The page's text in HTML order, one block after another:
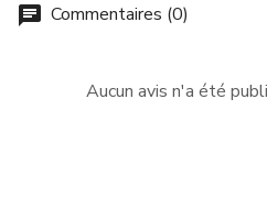
chat Commentaires (0)
Aucun avis n'a été